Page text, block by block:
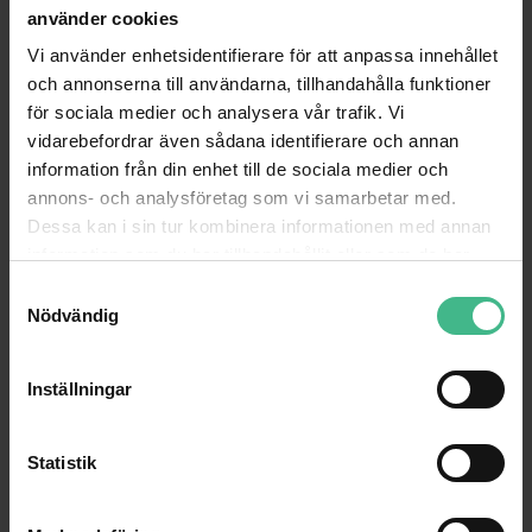
använder cookies
Vi använder enhetsidentifierare för att anpassa innehållet
och annonserna till användarna, tillhandahålla funktioner
för sociala medier och analysera vår trafik. Vi
vidarebefordrar även sådana identifierare och annan
information från din enhet till de sociala medier och
annons- och analysföretag som vi samarbetar med.
Dessa kan i sin tur kombinera informationen med annan
Nödvändig
Inställningar
Statistik